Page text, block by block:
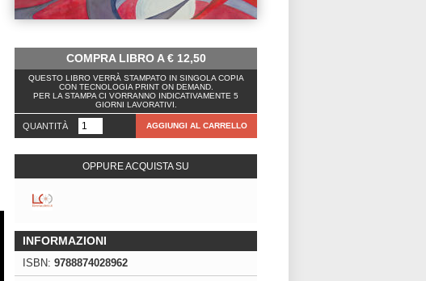
COMPRA LIBRO A€12,50
QUESTO LIBRO VERRÀ STAMPATO IN SINGOLA COPIA
CON TECNOLOGIA PRINT ON DEMAND.
PER LA STAMPA CI VORRANNO INDICATIVAMENTE 5
GIORNI LAVORATIVI.
QUANTITÀ AGGIUNGI AL CARRELLO
OPPURE ACQUISTA SU
INFORMAZIONI
ISBN: 9788874028962